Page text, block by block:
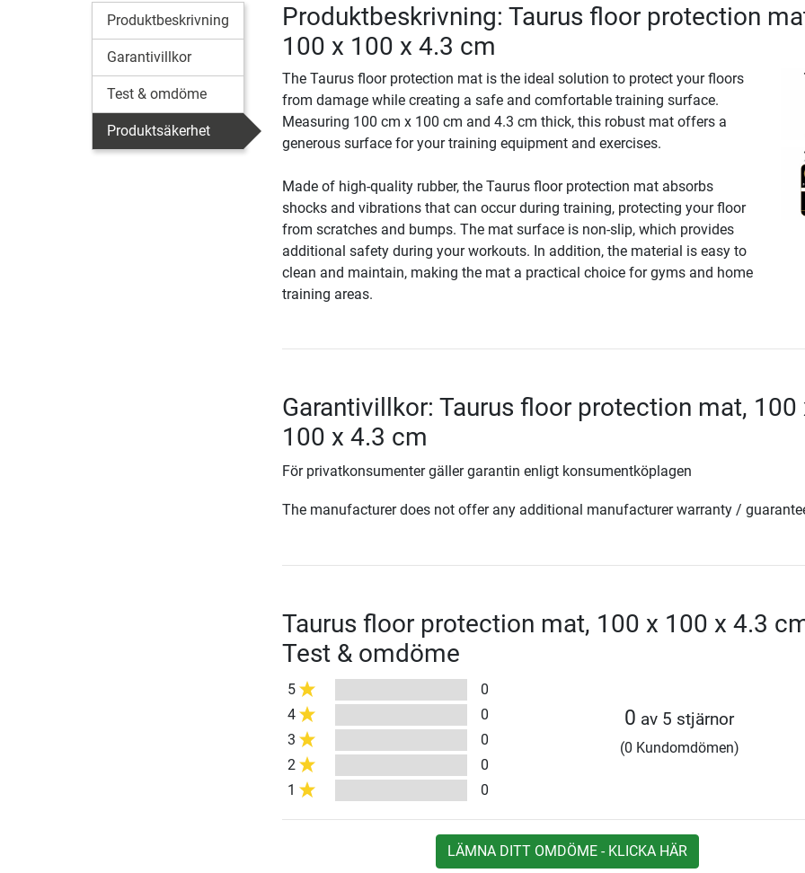
Produktbeskrivning
Garantivillkor
Test & omdöme
Produktsäkerhet
Produktbeskrivning: Taurus floor protection
100 x 100 x 4.3 cm
The Taurus floor protection mat is the ideal solution to protect your floors
from damage while creating a safe and comfortable training surface.
Measuring 100 cm x 100 cm and 4.3 cm thick, this robust mat offers a
generous surface for your training equipment and exercises.
Made of high-quality rubber, the Taurus floor protection mat absorbs
shocks and vibrations that can occur during training, protecting your floor
from scratches and bumps. The mat surface is non-slip, which provides
additional safety during your workouts. In addition, the material is easy to
clean and maintain, making the mat a practical choice for gyms and home
training areas.
Garantivillkor: Taurus floor protection mat, 100
100 x 4.3 cm
För privatkonsumenter gäller garantin enligt konsumentköplagen
The manufacturer does not offer any additional manufacturer warranty /
Taurus floor protection mat, 100 x 100 x 4.3
Test & omdöme
5
0
4
0
3
0
2
0
1
0
0 av 5 stjärnor
(0 Kundomdömen)
LÄMNA DITT OMDÖME - KLICKA HÄR